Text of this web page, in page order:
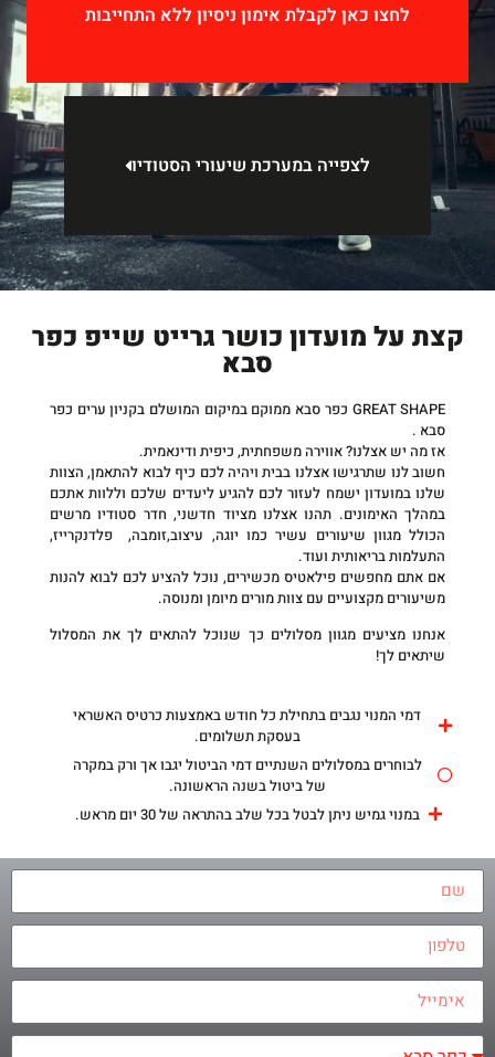
לחצו כאן לקבלת אימון ניסיון ללא התחייבות
לצפייה במערכת שיעורי הסטודיו
קצת על מועדון כושר גרייט שייפ כפר
סבא
GREAT SHAPE כפר סבא ממוקם במיקום המושלם בקניון ערים כפר
סבא .
אז מה יש אצלנו? אווירה משפחתית, כיפית ודינאמית.
חשוב לנו שתרגישו אצלנו בבית ויהיה לכם כיף לבוא להתאמן, הצוות
שלנו במועדון ישמח לעזור לכם להגיע ליעדים שלכם וללוות אתכם
במהלך האימונים. תהנו אצלנו מציוד חדשני, חדר סטודיו מרשים
הכולל מגוון שיעורים עשיר כמו יוגה, עיצוב,זומבה, פלדנקרייז,
התעלמות בריאותית ועוד.
אם אתם מחפשים פילאטיס מכשירים, נוכל להציע לכם לבוא להנות
משיעורים מקצועיים עם צוות מורים מיומן ומנוסה.
אנחנו מציעים מגוון מסלולים כך שנוכל להתאים לך את המסלול
שיתאים לך!
דמי המנוי נגבים בתחילת כל חודש באמצעות כרטיס האשראי
בעסקת תשלומים.
לבוחרים במסלולים השנתיים דמי הביטול יגבו אך ורק במקרה
של ביטול בשנה הראשונה.
במנוי גמיש ניתן לבטל בכל שלב בהתראה של 30 יום מראש.